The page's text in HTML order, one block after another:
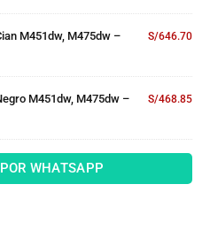
M451dw, M475dw –
S/646.70
M451dw, M475dw –
S/468.85
WHATSAPP